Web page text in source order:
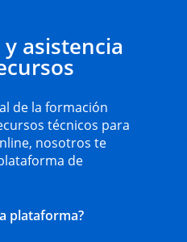
asistencia
de la formación
técnicos para
nosotros te
de
plataforma?